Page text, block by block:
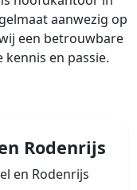
aanwezig op
een betrouwbare
en passie.
Rodenrijs
en Rodenrijs